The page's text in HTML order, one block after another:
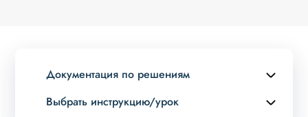
Документация по решениям
Выбрать инструкцию/урок